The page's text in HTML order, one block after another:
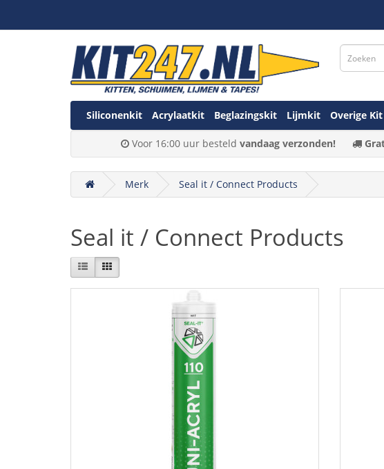
Siliconenkit Acrylaatkit Beglazingskit Lijmkit Overige Kit
Voor 16:00 uur besteld vandaag verzonden!
Merk Seal it / Connect Products
Seal it / Connect Products